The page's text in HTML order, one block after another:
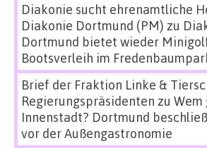
Diakonie sucht ehrenamtliche
Diakonie Dortmund (PM) zu
Dortmund bietet wieder
Bootsverleih im
Brief der Fraktion Linke &
Regierungspräsidenten zu Wem
Innenstadt? Dortmund
vor der Außengastronomie